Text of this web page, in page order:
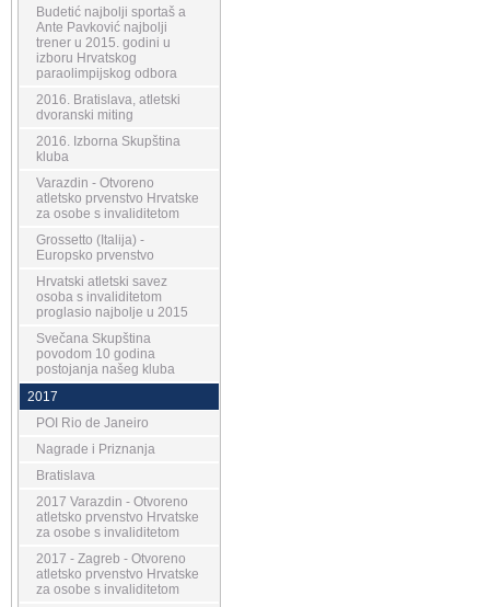
Budetić najbolji sportaš a
Ante Pavković najbolji
trener u 2015. godini u
izboru Hrvatskog
paraolimpijskog odbora
2016. Bratislava, atletski
dvoranski miting
2016. Izborna Skupština
kluba
Varazdin - Otvoreno
atletsko prvenstvo Hrvatske
za osobe s invaliditetom
Grossetto (Italija) -
Europsko prvenstvo
Hrvatski atletski savez
osoba s invaliditetom
proglasio najbolje u 2015
Svečana Skupština
povodom 10 godina
postojanja našeg kluba
2017
POI Rio de Janeiro
Nagrade i Priznanja
Bratislava
2017 Varazdin - Otvoreno
atletsko prvenstvo Hrvatske
za osobe s invaliditetom
2017 - Zagreb - Otvoreno
atletsko prvenstvo Hrvatske
za osobe s invaliditetom